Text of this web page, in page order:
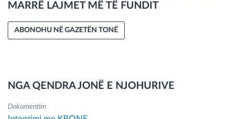
MARRË LAJMET MË TË FUNDIT
ABONOHU NË GAZETËN TONË
NGA QENDRA JONË E NJOHURIVE
Dokumentim